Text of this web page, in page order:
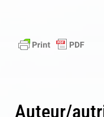
Auteur/